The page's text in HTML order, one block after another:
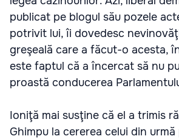
publicat pe blogul său pozele
potrivit lui, îi dovedesc
greşeală care a făcut-o acesta,
este faptul că a încercat să nu
proastă conducerea
Ioniţă mai susţine că el a trimis
Ghimpu la cererea celui din